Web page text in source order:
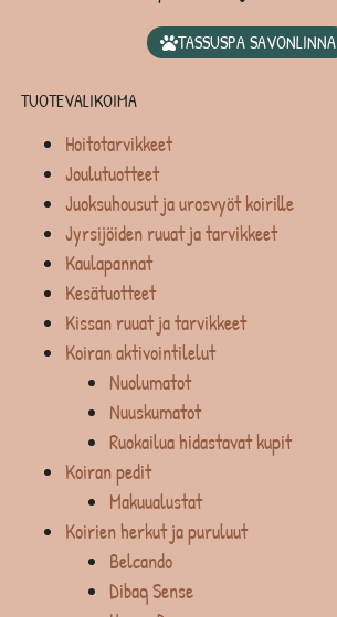
TASSUSPA SAVONLINNA
TUOTEVALIKOIMA
Hoitotarvikkeet
Joulutuotteet
Juoksuhousut ja urosvyöt koirille
Jyrsijöiden ruuat ja tarvikkeet
Kaulapannat
Kesätuotteet
Kissan ruuat ja tarvikkeet
Koiran aktivointilelut
Nuolumatot
Nuuskumatot
Ruokailua hidastavat kupit
Koiran pedit
Makuualustat
Koirien herkut ja puruluut
Belcando
Dibaq Sense